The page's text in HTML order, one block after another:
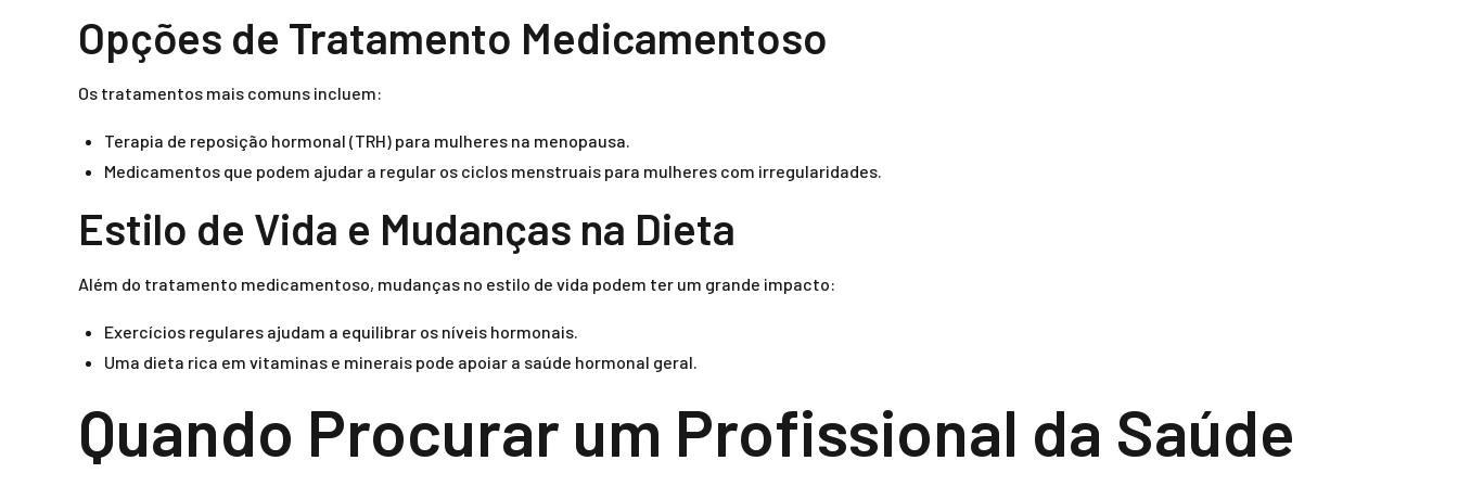
Opções de Tratamento Medicamentoso
Os tratamentos mais comuns incluem:
Terapia de reposição hormonal (TRH) para mulheres na menopausa.
Medicamentos que podem ajudar a regular os ciclos menstruais para mulheres com irregularidades.
Estilo de Vida e Mudanças na Dieta
Além do tratamento medicamentoso, mudanças no estilo de vida podem ter um grande impacto:
Exercícios regulares ajudam a equilibrar os níveis hormonais.
Uma dieta rica em vitaminas e minerais pode apoiar a saúde hormonal geral.
Quando Procurar um Profissional da Saúde